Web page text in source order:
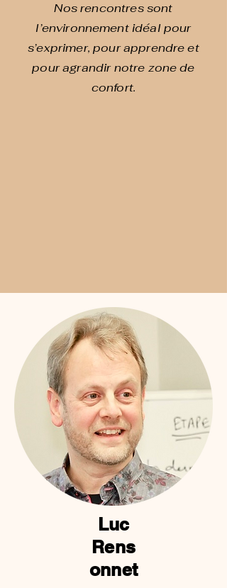
Nos rencontres sont
l’environnement idéal pour
s’exprimer, pour apprendre et
pour agrandir notre zone de
confort.
Luc
Rens
onnet